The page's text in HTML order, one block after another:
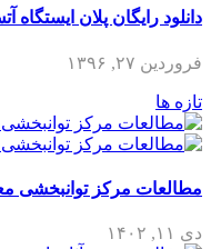
دانلود رایگان پلان ایستگاه
فروردین ۲۷, ۱۳۹۶
تازه ها
مطالعات مرکز توانبخشی
دی ۱۱, ۱۴۰۲